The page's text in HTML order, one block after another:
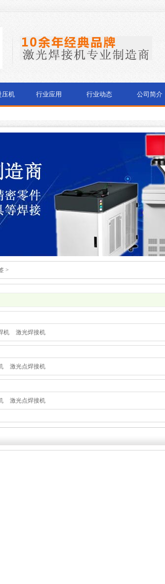
压机 行业应用 行业动态 公司简介
>
机 激光焊接机
激光点焊接机
激光点焊接机